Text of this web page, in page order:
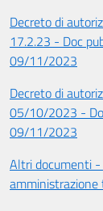
Decreto di
17.2.23 - Doc
09/11/2023
Decreto di
05/10/2023 -
09/11/2023
Altri documenti -